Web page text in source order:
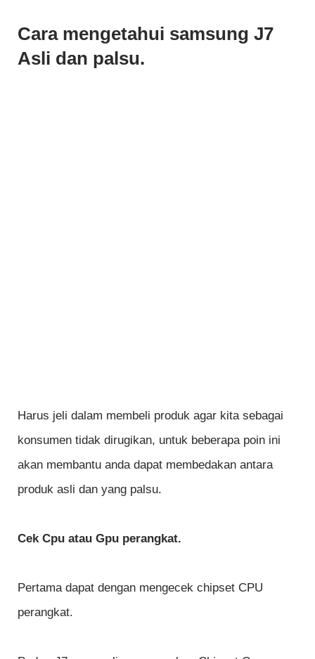
Cara mengetahui samsung J7
Asli dan palsu.
Harus jeli dalam membeli produk agar kita sebagai
konsumen tidak dirugikan, untuk beberapa poin ini
akan membantu anda dapat membedakan antara
produk asli dan yang palsu.
Cek Cpu atau Gpu perangkat.
Pertama dapat dengan mengecek chipset CPU
perangkat.